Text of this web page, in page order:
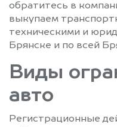
обратитесь в
выкупаем
техническими и
Брянске и по всей
Виды
авто
Регистрационные